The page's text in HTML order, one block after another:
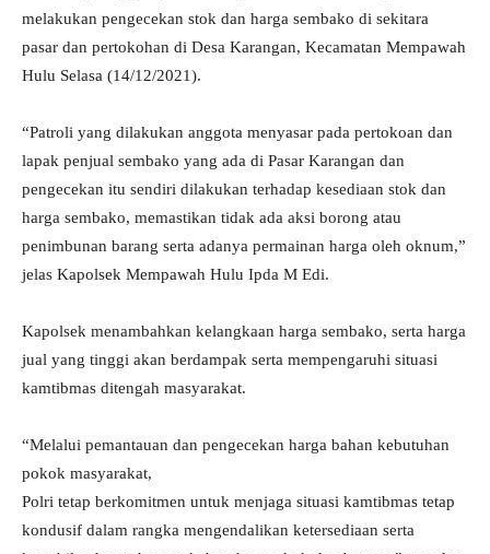
melakukan pengecekan stok dan harga sembako di sekitara
pasar dan pertokohan di Desa Karangan, Kecamatan Mempawah
Hulu Selasa (14/12/2021).
“Patroli yang dilakukan anggota menyasar pada pertokoan dan
lapak penjual sembako yang ada di Pasar Karangan dan
pengecekan itu sendiri dilakukan terhadap kesediaan stok dan
harga sembako, memastikan tidak ada aksi borong atau
penimbunan barang serta adanya permainan harga oleh oknum,”
jelas Kapolsek Mempawah Hulu Ipda M Edi.
Kapolsek menambahkan kelangkaan harga sembako, serta harga
jual yang tinggi akan berdampak serta mempengaruhi situasi
kamtibmas ditengah masyarakat.
“Melalui pemantauan dan pengecekan harga bahan kebutuhan
pokok masyarakat,
Polri tetap berkomitmen untuk menjaga situasi kamtibmas tetap
kondusif dalam rangka mengendalikan ketersediaan serta